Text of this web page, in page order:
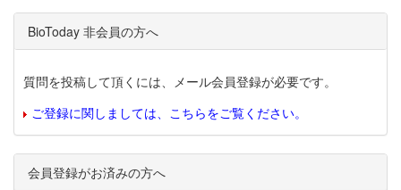
BioToday 非会員の方へ
質問を投稿して頂くには、メール会員登録が必要です。
ご登録に関しましては、こちらをご覧ください。
会員登録がお済みの方へ